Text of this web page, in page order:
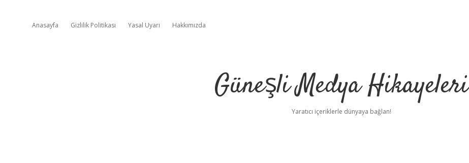
Anasayfa Gizlilik Politikası Yasal Uyarı Hakkımızda
Güneşli Medya Hikayeleri
Yaratıcı içeriklerle dünyaya bağlan!